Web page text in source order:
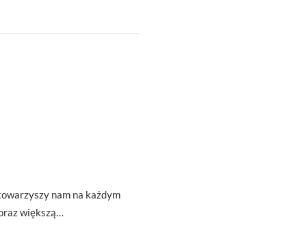
nam na każdym
większą…